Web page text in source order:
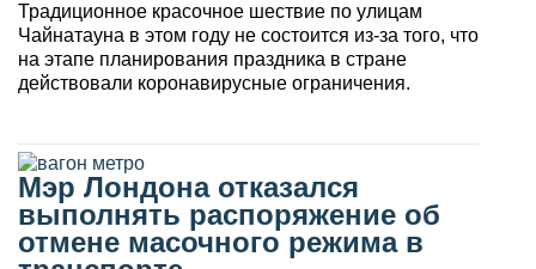
Традиционное красочное шествие по улицам
Чайнатауна в этом году не состоится из-за того, что
на этапе планирования праздника в стране
действовали коронавирусные ограничения.
Мэр Лондона отказался
выполнять распоряжение об
отмене масочного режима в